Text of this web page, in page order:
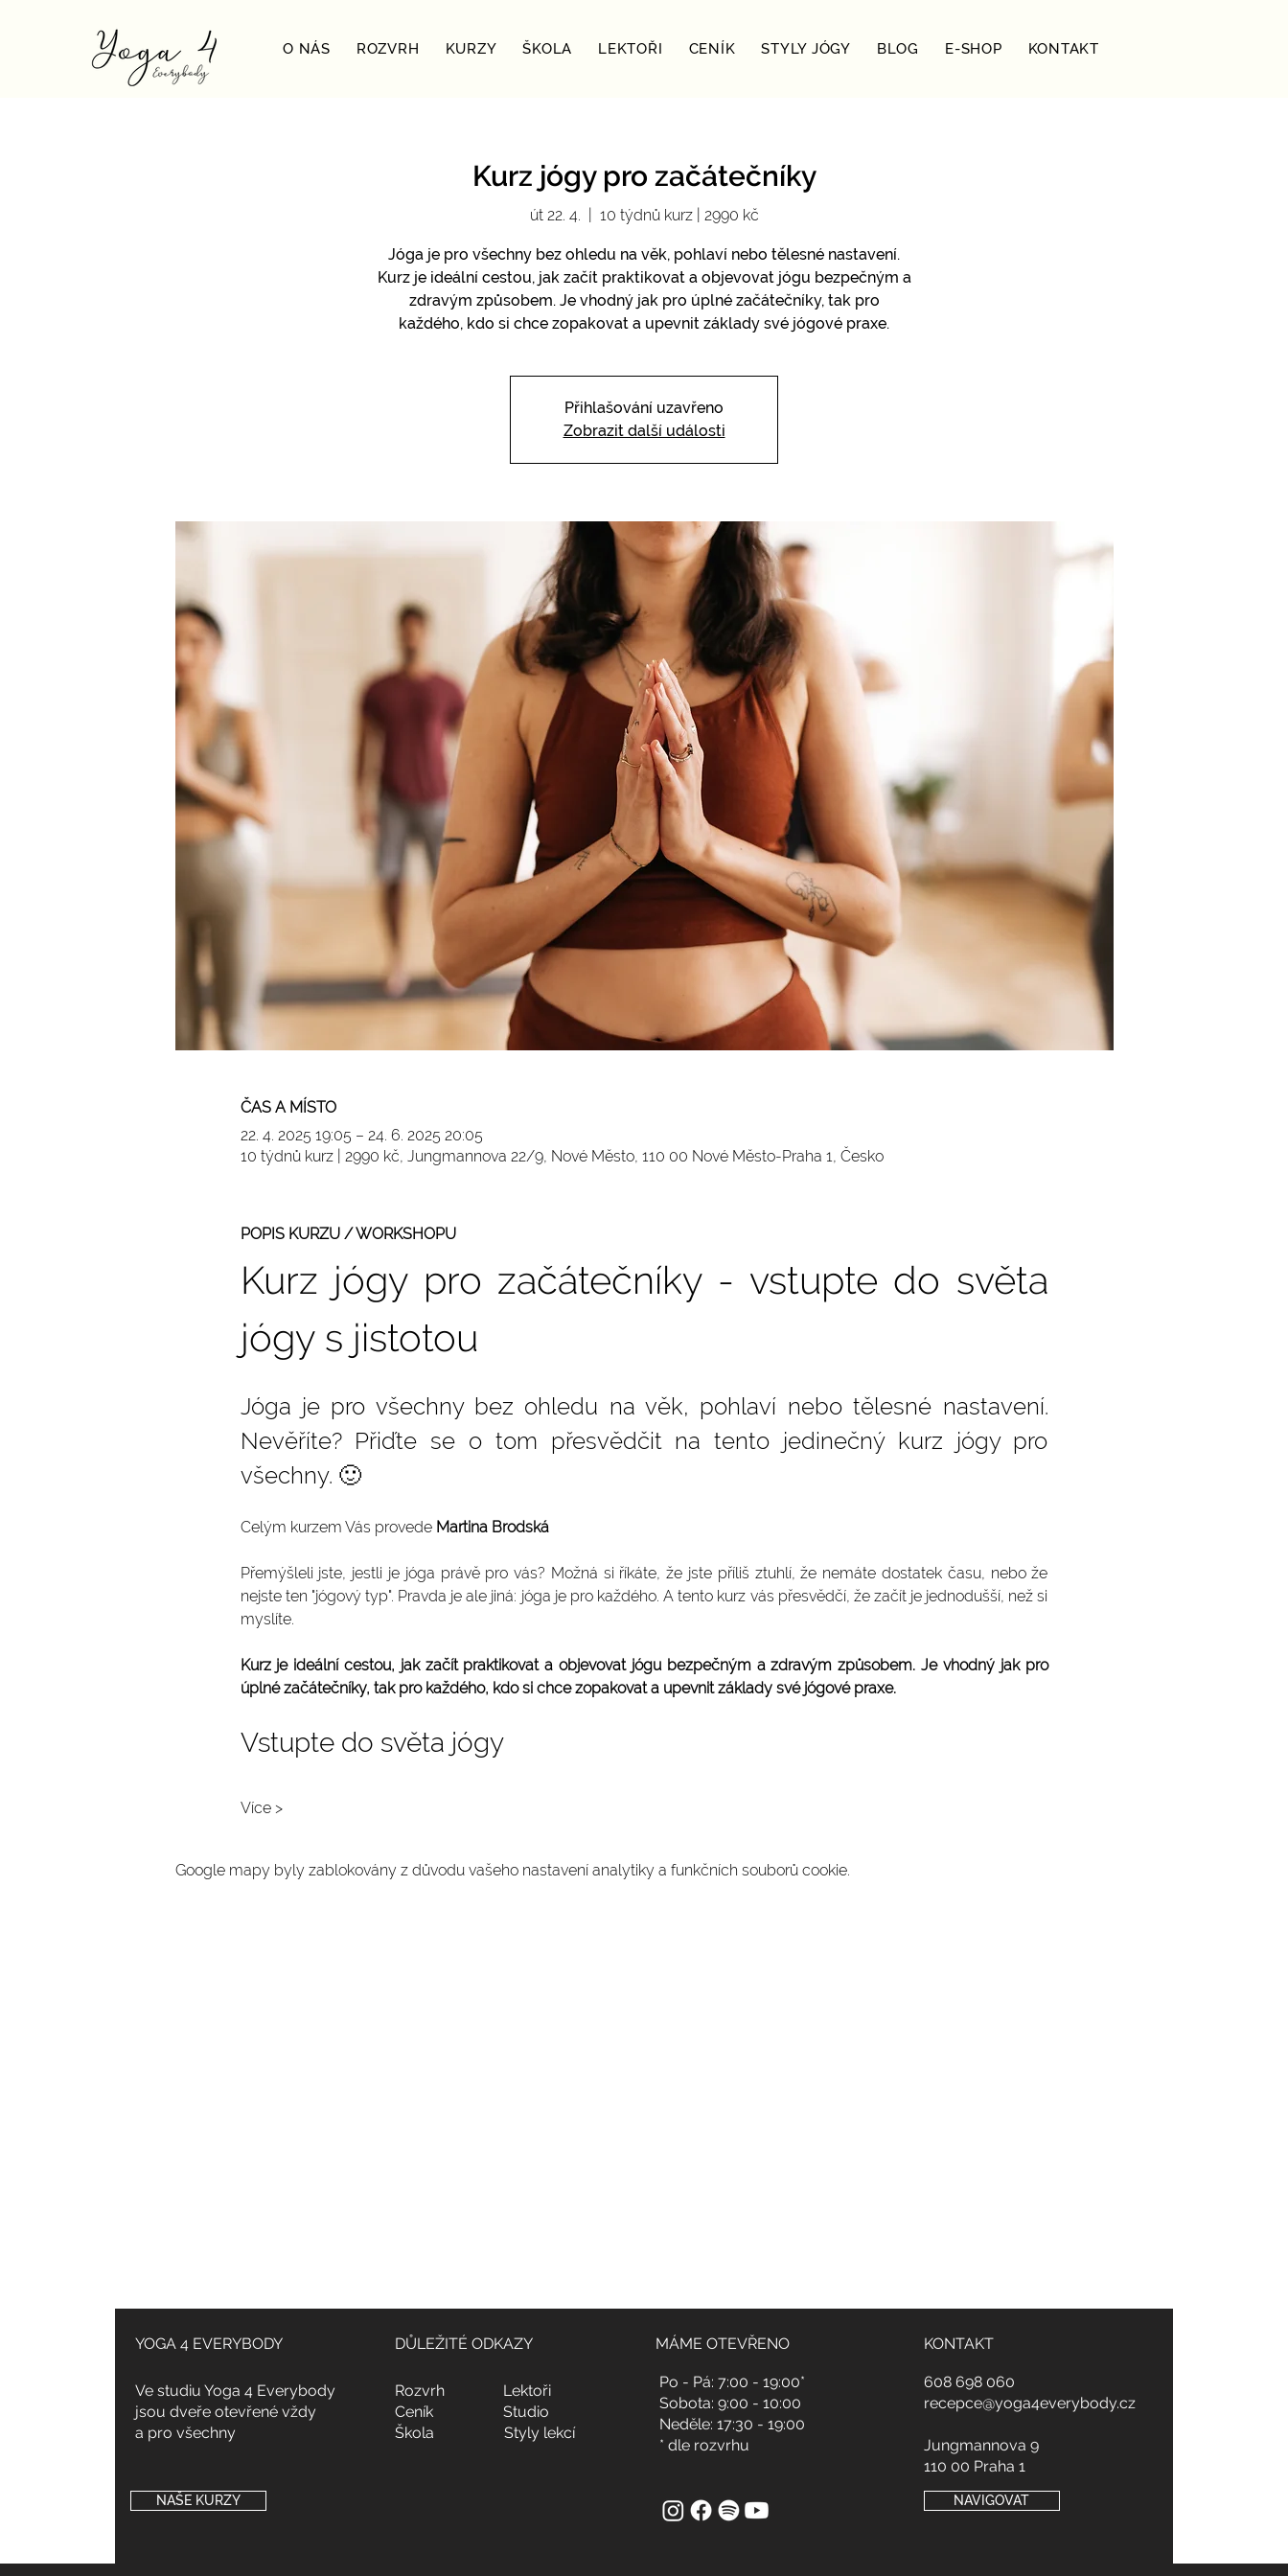
O NÁS ROZVRH KURZY ŠKOLA LEKTOŘI CENÍK STYLY JÓGY BLOG E-SHOP KONTAKT
Kurz jógy pro začátečníky
út 22. 4. 10 týdnů kurz | 2990 kč
Jóga je pro všechny bez ohledu na věk, pohlaví nebo tělesné nastavení.
Kurz je ideální cestou, jak začít praktikovat a objevovat jógu bezpečným a
zdravým způsobem. Je vhodný jak pro úplné začátečníky, tak pro
každého, kdo si chce zopakovat a upevnit základy své jógové praxe.
Přihlašování uzavřeno
Zobrazit další události
ČAS A MÍSTO
22. 4. 2025 19:05 – 24. 6. 2025 20:05
10 týdnů kurz | 2990 kč, Jungmannova 22/9, Nové Město, 110 00 Nové Město-Praha 1, Česko
POPIS KURZU / WORKSHOPU
Kurz jógy pro začátečníky - vstupte do světa
jógy s jistotou
Jóga je pro všechny bez ohledu na věk, pohlaví nebo tělesné nastavení.
Nevěříte? Přiďte se o tom přesvědčit na tento jedinečný kurz jógy pro
všechny. 🙂
Celým kurzem Vás provede Martina Brodská
Přemýšleli jste, jestli je jóga právě pro vás? Možná si říkáte, že jste příliš ztuhlí, že nemáte dostatek času, nebo že
nejste ten "jógový typ". Pravda je ale jiná: jóga je pro každého. A tento kurz vás přesvědčí, že začít je jednodušší, než si
myslíte.
Kurz je ideální cestou, jak začít praktikovat a objevovat jógu bezpečným a zdravým způsobem. Je vhodný jak pro
úplné začátečníky, tak pro každého, kdo si chce zopakovat a upevnit základy své jógové praxe.
Vstupte do světa jógy
Více >
Google mapy byly zablokovány z důvodu vašeho nastavení analytiky a funkčních souborů cookie.
YOGA 4 EVERYBODY
Ve studiu Yoga 4 Everybody
jsou dveře otevřené vždy
a pro všechny
NAŠE KURZY
DŮLEŽITÉ ODKAZY
Rozvrh
Ceník
Lektoři
Studio
Škola
Styly lekcí
MÁME OTEVŘENO
Po - Pá: 7:00 - 19:00*
Sobota: 9:00 - 10:00
Neděle: 17:30 - 19:00
* dle rozvrhu
KONTAKT
608 698 060
recepce@yoga4everybody.cz
Jungmannova 9
110 00 Praha 1
NAVIGOVAT